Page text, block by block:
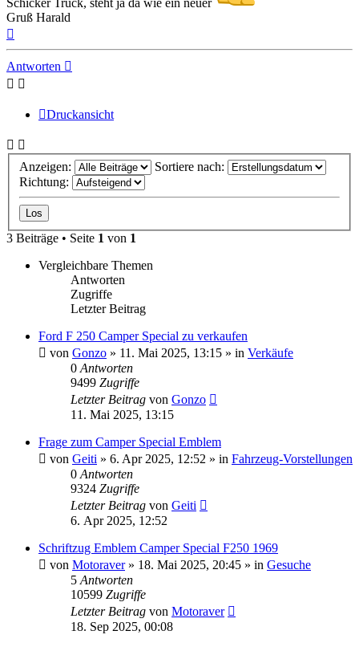
Schicker Truck, steht ja da wie ein neuer
Gruß Harald
Antworten
Druckansicht
Anzeigen:
Sortiere nach:
Richtung:
3 Beiträge • Seite 1 von 1
Vergleichbare Themen
Antworten
Zugriffe
Letzter Beitrag
Ford F 250 Camper Special zu verkaufen
von Gonzo » 11. Mai 2025, 13:15 » in Verkäufe
0 Antworten
9499 Zugriffe
Letzter Beitrag von Gonzo
11. Mai 2025, 13:15
Frage zum Camper Special Emblem
von Geiti » 6. Apr 2025, 12:52 » in Fahrzeug-Vorstellungen
0 Antworten
9324 Zugriffe
Letzter Beitrag von Geiti
6. Apr 2025, 12:52
Schriftzug Emblem Camper Special F250 1969
von Motoraver» 18. Mai 2025, 20:45 » in Gesuche
5 Antworten
10599 Zugriffe
Letzter Beitrag von Motoraver
18. Sep 2025, 00:08